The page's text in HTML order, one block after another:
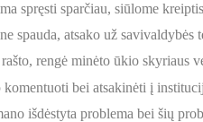
spręsti sparčiau, siūlome
spauda, atsako už savivaldybės
rengė minėto ūkio skyriaus
bei atsakinėti į
išdėstyta problema bei šių